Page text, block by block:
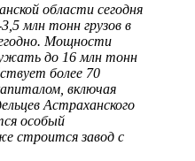
области сегодня
млн тонн грузов в
Мощности
до 16 млн тонн
более 70
включая
Астраханского
особый
строится завод с